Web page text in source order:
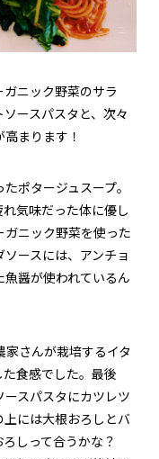
ニック野菜のサラ
ースパスタと、次々
まります！
ポタージュスープ。
気味だった体に優し
ガニック野菜を使った
ースには、アンチョ
醤が使われているん
さんが栽培するイタ
食感でした。最後
スパスタにカツレツ
には大根おろしとバ
ろしって合うかな？